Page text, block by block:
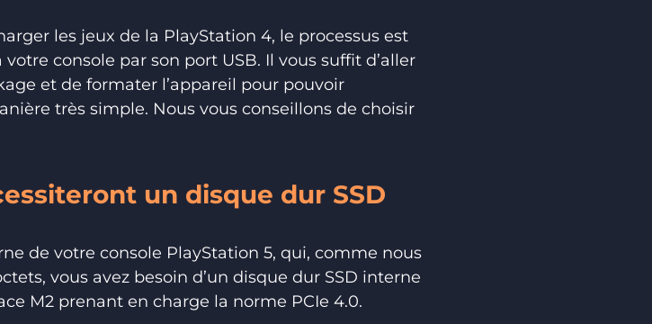
les jeux de la PlayStation 4, le processus est
console par son port USB. Il vous suffit d’aller
et de formater l’appareil pour pouvoir
très simple. Nous vous conseillons de choisir
un disque dur SSD
de votre console PlayStation 5, qui, comme nous
vous avez besoin d’un disque dur SSD interne
M2 prenant en charge la norme PCIe 4.0.